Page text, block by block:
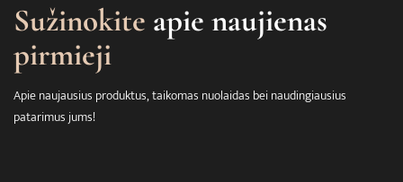
Sužinokite apie naujienas
pirmieji
Apie naujausius produktus, taikomas nuolaidas bei naudingiausius
patarimus jums!